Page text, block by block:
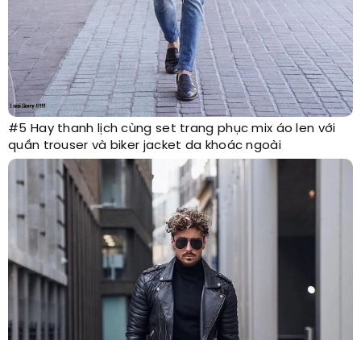
#5 Hay thanh lịch cùng set trang phục mix áo len với
quần trouser và biker jacket da khoác ngoài